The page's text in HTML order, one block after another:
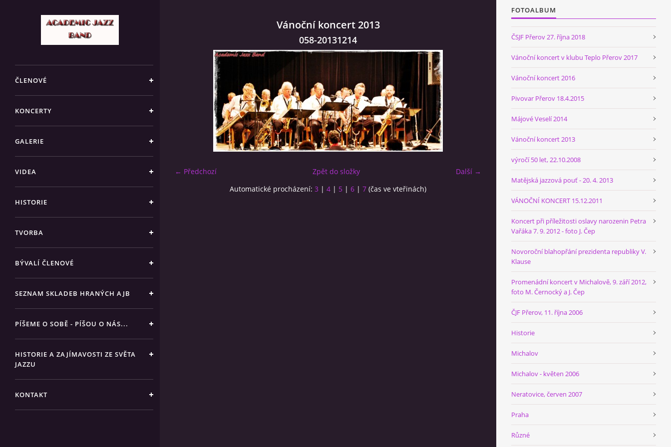
ČLENOVÉ
KONCERTY
GALERIE
VIDEA
HISTORIE
TVORBA
BÝVALÍ ČLENOVÉ
SEZNAM SKLADEB HRANÝCH AJB
PÍŠEME O SOBĚ - PÍŠOU O NÁS...
HISTORIE A ZAJÍMAVOSTI ZE SVĚTA
JAZZU
KONTAKT
Vánoční koncert 2013
058-20131214
← Předchozí Další →
Zpět do složky
Automatické procházení: 3 | 4 | 5 | 6 | 7 (čas ve vteřinách)
FOTOALBUM
ČSJF Přerov 27. října 2018
Vánoční koncert v klubu Teplo Přerov 2017
Vánoční koncert 2016
Pivovar Přerov 18.4.2015
Májové Veselí 2014
Vánoční koncert 2013
výročí 50 let, 22.10.2008
Matějská jazzová pouť - 20. 4. 2013
VÁNOČNÍ KONCERT 15.12.2011
Koncert při příležitosti oslavy narozenin Petra
Vařáka 7. 9. 2012 - foto J. Čep
Novoroční blahopřání prezidenta republiky V.
Klause
Promenádní koncert v Michalově, 9. září 2012,
foto M. Černocký a J. Čep
ČJF Přerov, 11. října 2006
Historie
Michalov
Michalov - květen 2006
Neratovice, červen 2007
Praha
Různé